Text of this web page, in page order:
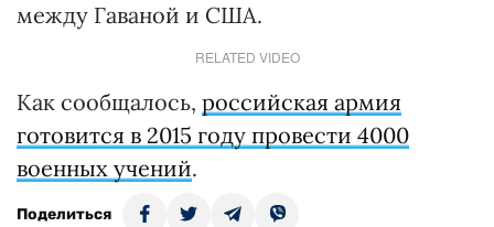
между Гаваной и США.
RELATED VIDEO
Как сообщалось, российская армия
готовится в 2015 году провести 4000
военных учений.
Поделиться